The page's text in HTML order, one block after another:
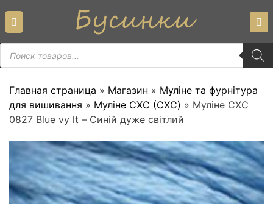
content
Пошук
товарів
Главная страница » Магазин » Муліне та фурнітура
для вишивання » Муліне СХС (CXC) » Муліне СХС
0827 Blue vy lt – Синій дуже світлий